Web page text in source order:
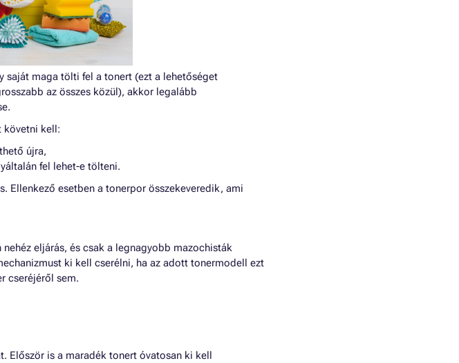
saját maga tölti fel a tonert (ezt a lehetőséget
az összes közül), akkor legalább
követni kell:
újra,
fel lehet-e tölteni.
Ellenkező esetben a tonerpor összekeveredik, ami
eljárás, és csak a legnagyobb mazochisták
ki kell cserélni, ha az adott tonermodell ezt
cseréjéről sem.
is a maradék tonert óvatosan ki kell